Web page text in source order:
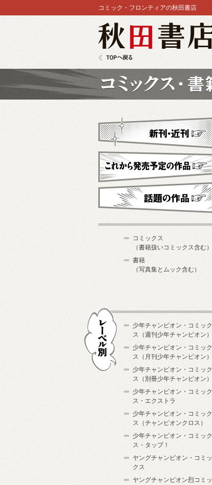
コミック・フロンティアの秋田書店
新刊・近刊
これから発売予定
コミックス
（書籍扱いコミックス含む）
書籍
（写真集とムック含む）
少年チャンピオン・コミック
ス（週刊少年チャンピオン）
少年チャンピオン・コミック
ス（月刊少年チャンピオン）
少年チャンピオン・コミック
ス（別冊少年チャンピオン）
少年チャンピオン・コミック
ス・エクストラ
少年チャンピオン・コミック
ス（チャンピオンクロス）
少年チャンピオン・コミック
ス・タップ！
ヤングチャンピオン・コミッ
クス
ヤングチャンピオン烈コミッ